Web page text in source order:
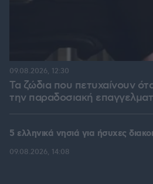
Τα ζώδια που πετυχαίνουν
την παραδοσιακή
09.08.2026, 12:30
5 ελληνικά νησιά για ήσυχες
09.08.2026, 14:08